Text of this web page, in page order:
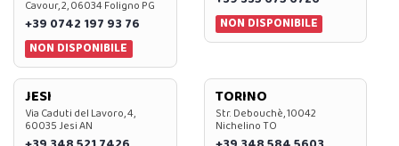
Cavour, 2, 06034 Foligno PG
+39 0742 197 93 76
NON DISPONIBILE
NON DISPONIBILE
JESI
Via Caduti del Lavoro, 4,
60035 Jesi AN
TORINO
Str. Debouchè, 10042
Nichelino TO